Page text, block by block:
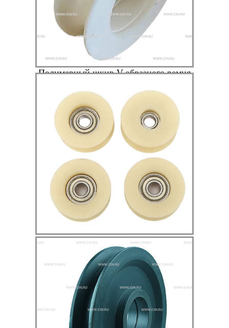
Полимерный шкив V-образного ремня
Роликовые натяжители из капролона